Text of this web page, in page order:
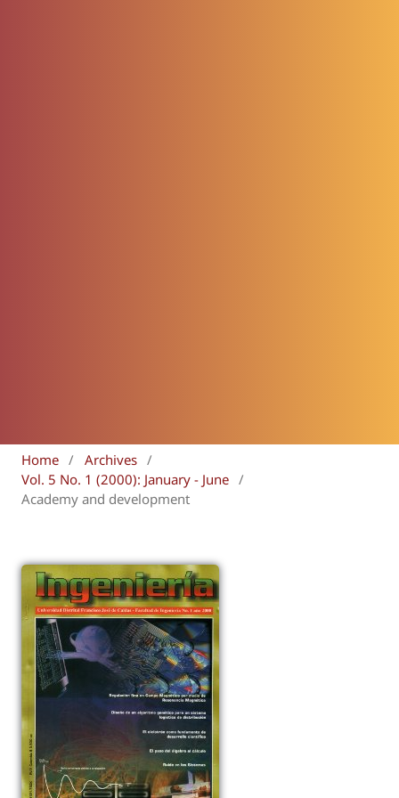
Home / Archives /
Vol. 5 No. 1 (2000): January - June /
Academy and development